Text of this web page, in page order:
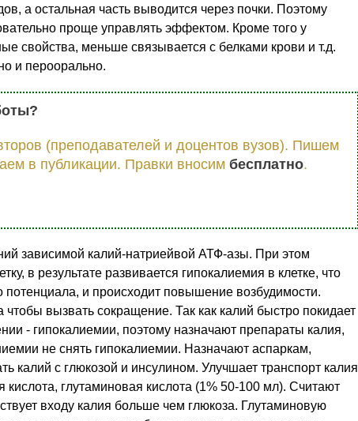
а остальная часть выводится через почки. Поэтому
проще управлять эффектом. Кроме того у
свойства, меньше связывается с белками крови и т.д.
и пероорально.
(преподавателей и доцентов вузов). Пишем
в публикации. Правки вносим бесплатно.
зависимой калий-натриейвой АТФ-азы. При этом
в результате развивается гипокалиемия в клетке, что
и происходит повышение возбудимости.
вызвать сокращение. Так как калий быстро покидает
- гипокалиемии, поэтому назначают препараты калия,
не снять гипокалиемии. Назначают аспаркам,
калий с глюкозой и инсулином. Улучшает транспорт калия
кислота, глутаминовая кислота (1% 50-100 мл). Считают
входу калия больше чем глюкоза. Глутаминовую